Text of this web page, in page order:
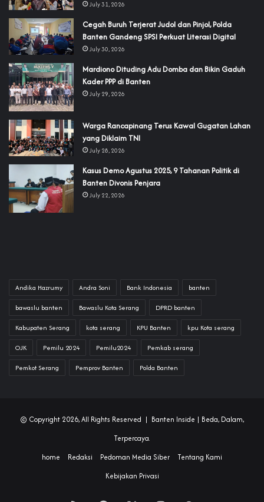
July 31, 2026
Cegah Buruh Terjerat Judol dan Pinjol, Polda
Banten Gandeng SPSI Perkuat Literasi Digital
July 30, 2026
‎Mardiono Dituding Adu Domba dan Bikin Gaduh
Kader PPP di Banten
July 29, 2026
‎Warga Rancapinang Terus Kawal Gugatan Lahan
yang Diklaim TNI‎‎
July 28, 2026
‎Kasus Demo Agustus 2025, 9 Tahanan Politik di
Banten Divonis Penjara
July 22, 2026
Andika Hazrumy Andra Soni Bank Indonesia banten
bawaslu banten Bawaslu Kota Serang DPRD banten
Kabupaten Serang kota serang KPU Banten kpu Kota serang
OJK Pemilu 2024 Pemilu2024 Pemkab serang
Pemkot Serang Pemprov Banten Polda Banten
© Copyright 2026, All Rights Reserved | Banten Inside | Beda, Dalam,
Terpercaya.
home
Redaksi Pedoman Media Siber
Tentang Kami
Kebijakan Privasi